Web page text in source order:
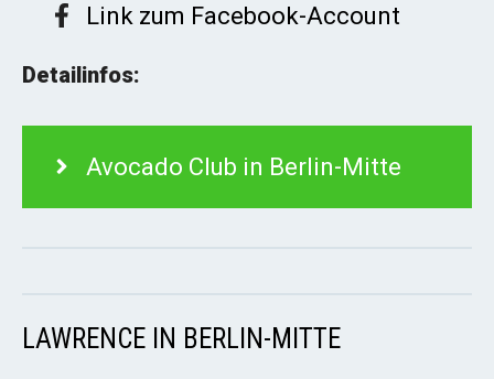
Link zum Facebook-Account
Detailinfos:
Avocado Club in Berlin-Mitte
LAWRENCE IN BERLIN-MITTE